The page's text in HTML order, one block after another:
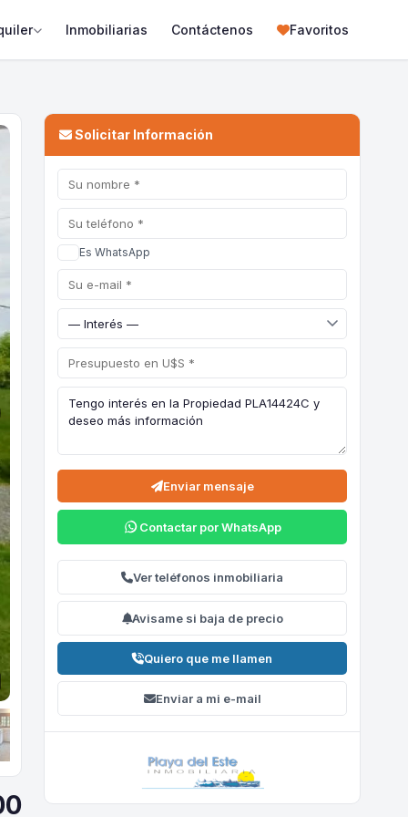
Inmobiliarias Contáctenos Favoritos
Solicitar Información
Es WhatsApp
Enviar mensaje
Contactar por WhatsApp
Ver teléfonos inmobiliaria
Avisame si baja de precio
Quiero que me llamen
Enviar a mi e-mail